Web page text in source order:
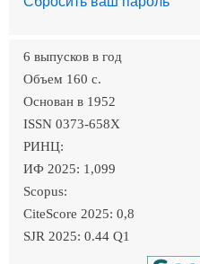
6 выпусков в год
Объем 160 c.
Основан в 1952
ISSN 0373-658X
РИНЦ:
ИФ 2025: 1,099
Scopus:
CiteScore 2025: 0,8
SJR 2025: 0.44 Q1